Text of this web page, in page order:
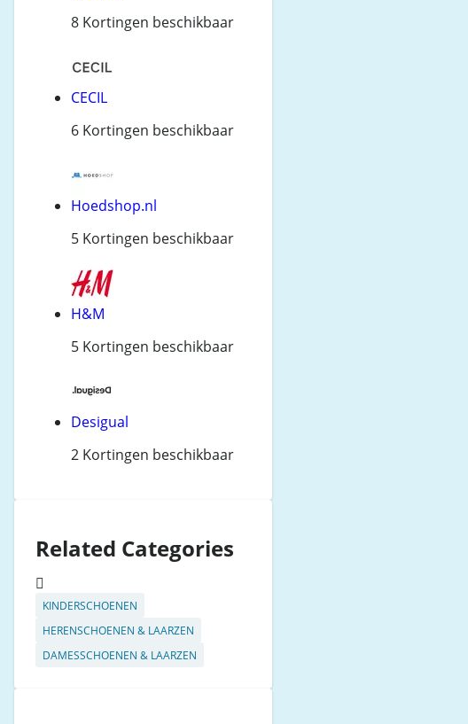
8 Kortingen beschikbaar
CECIL
6 Kortingen beschikbaar
Hoedshop.nl
5 Kortingen beschikbaar
H&M
5 Kortingen beschikbaar
Desigual
2 Kortingen beschikbaar
Related Categories
KINDERSCHOENEN
HERENSCHOENEN & LAARZEN
DAMESSCHOENEN & LAARZEN